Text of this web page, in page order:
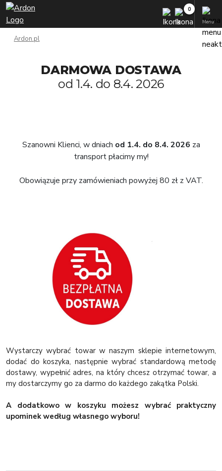
Menu
Ardon.pl
DARMOWA DOSTAWA
od 1.4. do 8.4. 2026
Szanowni Klienci, w dniach od 1.4. do 8.4. 2026 za
transport płacimy my!
Obowiązuje przy zamówieniach powyżej 80 zł z VAT.
Wystarczy wybrać towar w naszym sklepie internetowym,
dodać do koszyka, następnie wybrać standardową metodę
dostawy, wypełnić adres, na który chcesz otrzymać towar, a
my dostarczymy go za darmo do każdego zakątka Polski.
A dodatkowo w koszyku możesz wybrać praktyczny
upominek według własnego wyboru!